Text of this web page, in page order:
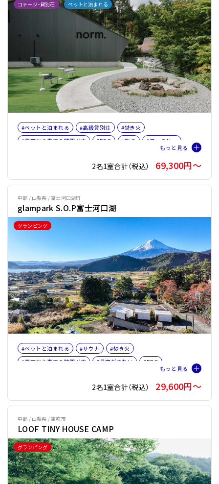
コテージ・貸別荘 ペットと泊まれる
#ペットと泊まれる #高級貸別荘
#焚き火
#東京から車で３時間以内
#BBQ #釣り
#ファミリー
#テントサウナ
2名1室合計（税込） 69,300円〜
グランピング
中部 / 山梨県 / 富士河口湖町
glampark S.O.P富士河口湖
#ペットと泊まれる #サウナ
#焚き火
#東京から車で３時間以内
#星空がきれい
#BBQ
#ファミリー
#バレルサウナ
2名1室合計（税込） 29,600円〜
グランピング
中部 / 山梨県 / 笛吹市
LOOF TINY HOUSE CAMP